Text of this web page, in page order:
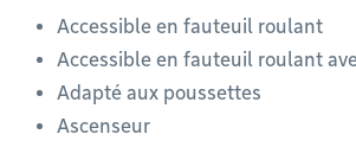
Accessible en fauteuil roulant
Accessible en fauteuil roulant
Adapté aux poussettes
Ascenseur